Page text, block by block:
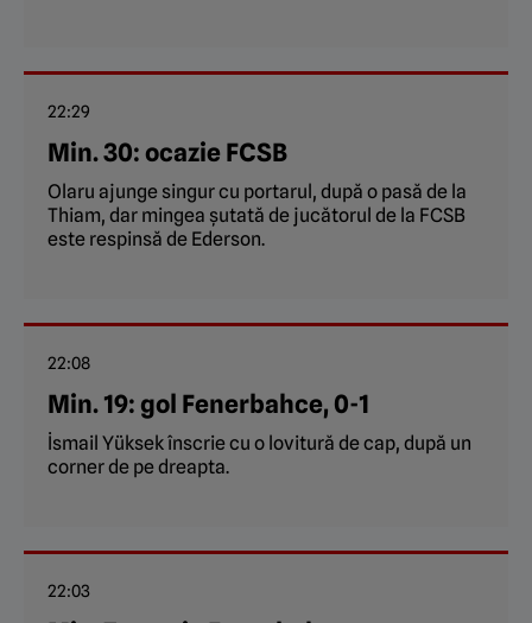
22:29
Min. 30: ocazie FCSB
Olaru ajunge singur cu portarul, după o pasă de la
Thiam, dar mingea șutată de jucătorul de la FCSB
este respinsă de Ederson.
22:08
Min. 19: gol Fenerbahce, 0-1
İsmail Yüksek înscrie cu o lovitură de cap, după un
corner de pe dreapta.
22:03